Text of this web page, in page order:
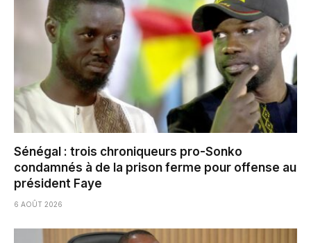
Sénégal : trois chroniqueurs pro-Sonko
condamnés à de la prison ferme pour offense au
président Faye
6 AOÛT 2026